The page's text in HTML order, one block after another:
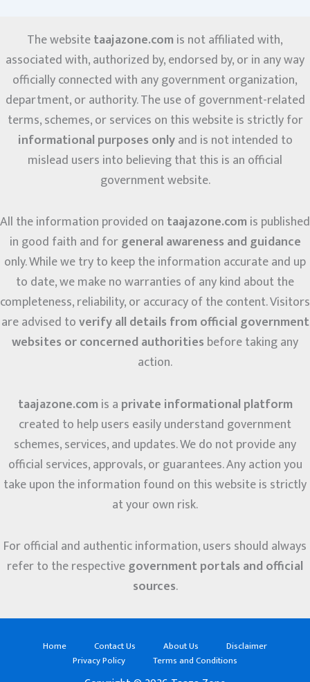
The websitetaajazone.com is not affiliated with,
associated with, authorized by, endorsed by, or in any way
officially connected with any government organization,
department, or authority. The use of government-related
terms, schemes, or services on this website is strictly for
informational purposes onlyand is not intended to
mislead users into believing that this is an official
government website.
All the information provided on taajazone.com is published
in good faith and forgeneral awareness and guidance
only. While we try to keep the information accurate and up
to date, we make no warranties of any kind about the
completeness, reliability, or accuracy of the content. Visitors
are advised toverify all details from official government
websites or concerned authorities before taking any
action.
taajazone.com is a private informational platform
created to help users easily understand government
schemes, services, and updates. We do not provide any
official services, approvals, or guarantees. Any action you
take upon the information found on this website is strictly
at your own risk.
For official and authentic information, users should always
refer to the respectivegovernment portals and official
sources.
Home Contact Us About Us
Disclaimer
Privacy Policy
Terms and Conditions